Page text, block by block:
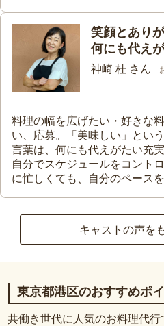
笑顔とあり
何にも代え
神崎 桂 さん
料理の幅を広げたい・好きな
い、応募。「美味しい」とい
言葉は、何にも代えがたい充
自分でスケジュールをコント
に忙しくても、自分のペース
キャストの声を
東京都港区のおすすめポ
共働き世代に人気のお料理代